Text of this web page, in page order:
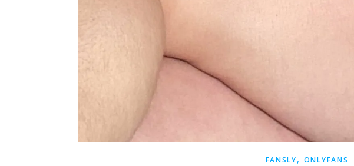
FANSLY, ONLYFANS